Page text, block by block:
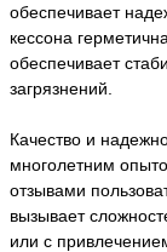
обеспечивает
кессона
обеспечивает
загрязнений.
Качество и
многолетним
отзывами
вызывает
или с